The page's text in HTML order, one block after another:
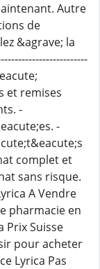
Autre
de
&agrave; la
et remises
-
-
complet et
sans risque.
A Vendre
pharmacie en
Prix Suisse
pour acheter
Lyrica Pas